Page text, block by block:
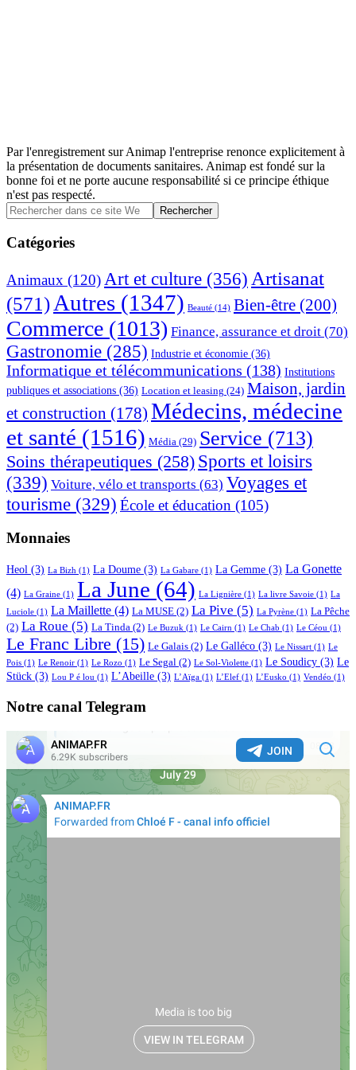
Par l'enregistrement sur Animap l'entreprise renonce explicitement à
la présentation de documents sanitaires. Animap est fondé sur la
bonne foi et ne porte aucune responsabilité si ce principe éthique
n'est pas respecté.
Barre
latérale
principale
Rechercher
dans
ce
site
Catégories
Animaux (120) Art et culture (356) Artisanat
(571) Autres (1347) Beauté (14) Bien-être (200)
Commerce (1013) Finance, assurance et droit (70)
Gastronomie (285) Industrie et économie (36)
Informatique et télécommunications (138) Institutions
publiques et associations (36) Location et leasing (24) Maison, jardin
et construction (178) Médecins, médecine
et santé (1516) Média (29) Service (713)
Soins thérapeutiques (258) Sports et loisirs
(339) Voiture, vélo et transports (63) Voyages et
tourisme (329) École et éducation (105)
Monnaies
Heol (3) La Bizh (1) La Doume (3) La Gabare (1) La Gemme (3) La Gonette
(4) La Graine (1) La June (64) La Lignière (1) La livre Savoie (1) La
Luciole (1) La Maillette (4) La MUSE (2) La Pive (5) La Pyrène (1) La Pêche
(2) La Roue (5) La Tinda (2) Le Buzuk (1) Le Cairn (1) Le Chab (1) Le Céou (1)
Le Franc Libre (15) Le Galais (2) Le Galléco (3) Le Nissart (1) Le
Pois (1) Le Renoir (1) Le Rozo (1) Le Segal (2) Le Sol-Violette (1) Le Soudicy (3) Le
Stück (3) Lou P é lou (1) L’Abeille (3) L’Aïga (1) L’Elef (1) L’Eusko (1) Vendéo (1)
Notre canal Telegram